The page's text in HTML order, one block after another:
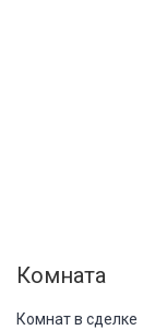
Комната
Комнат в сделке